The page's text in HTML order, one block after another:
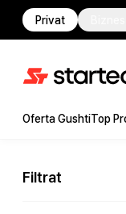
Privat
Oferta GushtiTop
Filtrat